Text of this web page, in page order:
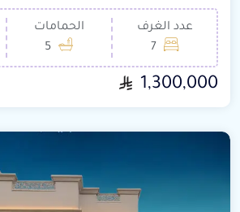
عدد الغرف
7
الحمامات
5
1,300,000